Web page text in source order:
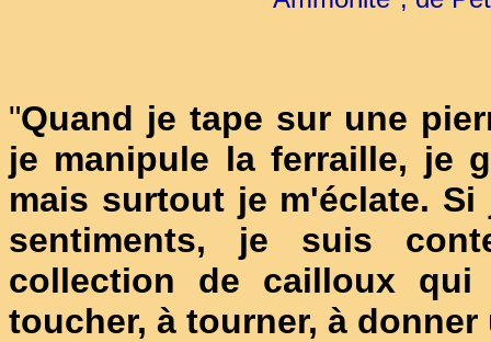
"Quand je tape sur une
je manipule la ferraille, je
mais surtout je m'éclate.
sentiments, je suis
collection de cailloux
toucher, à tourner, à